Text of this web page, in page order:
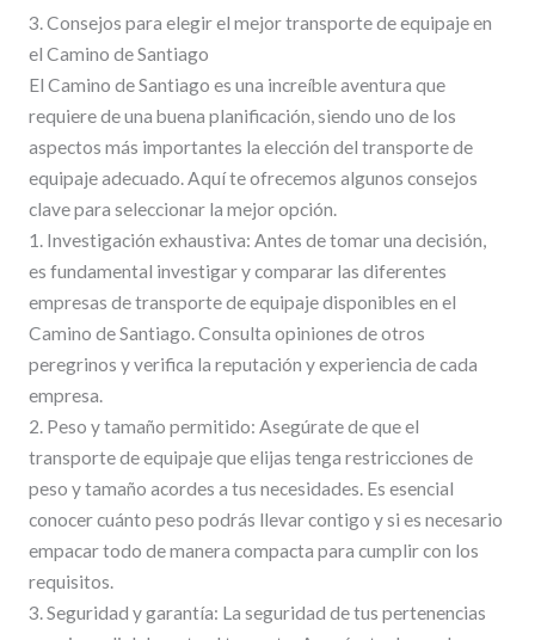
3. Consejos para elegir el mejor transporte de equipaje en
el Camino de Santiago
El Camino de Santiago es una increíble aventura que
requiere de una buena planificación, siendo uno de los
aspectos más importantes la elección del transporte de
equipaje adecuado. Aquí te ofrecemos algunos consejos
clave para seleccionar la mejor opción.
1. Investigación exhaustiva: Antes de tomar una decisión,
es fundamental investigar y comparar las diferentes
empresas de transporte de equipaje disponibles en el
Camino de Santiago. Consulta opiniones de otros
peregrinos y verifica la reputación y experiencia de cada
empresa.
2. Peso y tamaño permitido: Asegúrate de que el
transporte de equipaje que elijas tenga restricciones de
peso y tamaño acordes a tus necesidades. Es esencial
conocer cuánto peso podrás llevar contigo y si es necesario
empacar todo de manera compacta para cumplir con los
requisitos.
3. Seguridad y garantía: La seguridad de tus pertenencias